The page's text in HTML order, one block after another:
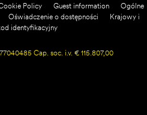
Policy Guest information
Ogólne
Oświadczenie o dostępności
Krajowy i
identyfikacyjny
Cap. soc. i.v. € 115.807,00